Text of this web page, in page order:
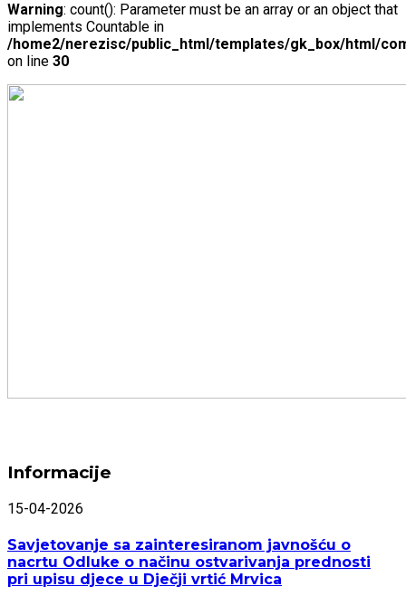
Warning: count(): Parameter must be an array or an object that
implements Countable in
/home2/nerezisc/public_html/templates/gk_box/html/
on line 30
Informacije
15-04-2026
Savjetovanje sa zainteresiranom javnošću o
nacrtu Odluke o načinu ostvarivanja prednosti
pri upisu djece u Dječji vrtić Mrvica